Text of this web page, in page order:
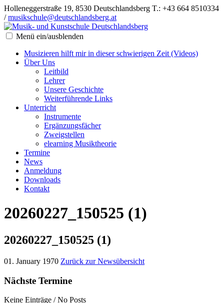
Holleneggerstraße 19, 8530 Deutschlandsberg T.: +43 664 8510334
/musikschule@deutschlandsberg.at
Menü ein/ausblenden
Musizieren hilft mir in dieser schwierigen Zeit (Videos)
Über Uns
Leitbild
Lehrer
Unsere Geschichte
Weiterführende Links
Unterricht
Instrumente
Ergänzungsfächer
Zweigstellen
elearning Musiktheorie
Termine
News
Anmeldung
Downloads
Kontakt
20260227_150525 (1)
20260227_150525 (1)
01. January 1970 Zurück zur Newsübersicht
Nächste Termine
Keine Einträge / No Posts